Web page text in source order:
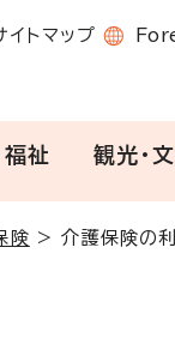
イトマップ
福祉 観光・
険 >介護保険の